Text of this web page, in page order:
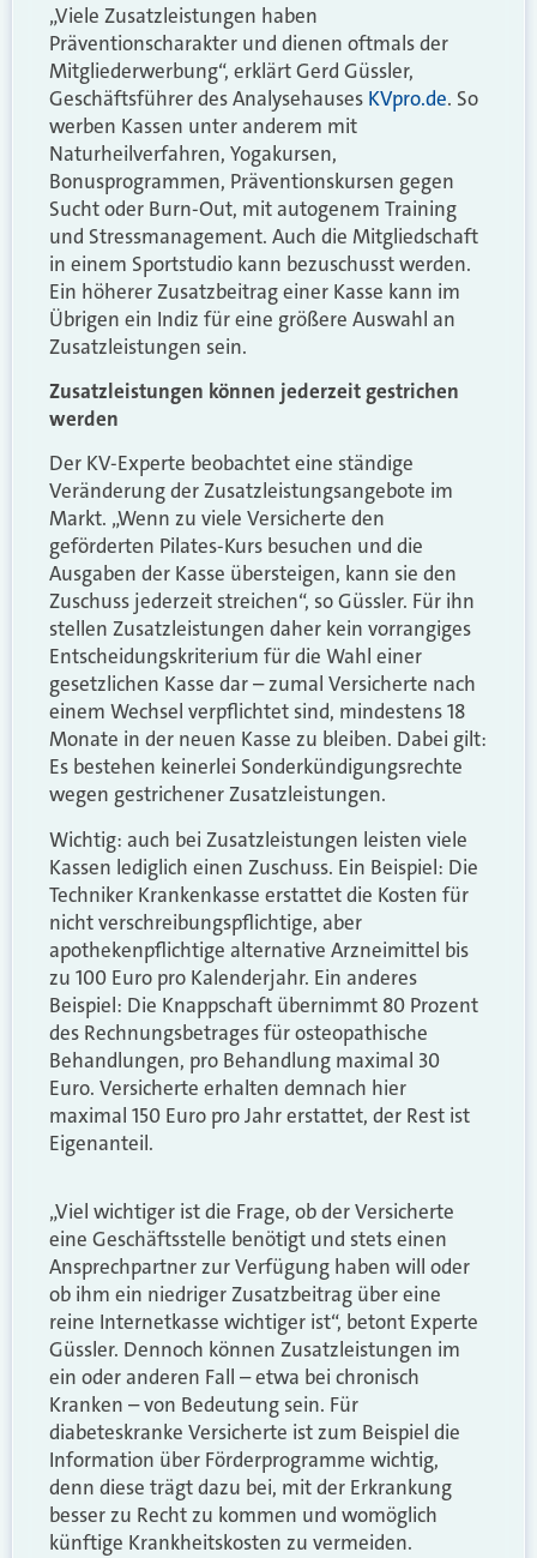
„Viele Zusatzleistungen haben
Präventionscharakter und dienen oftmals der
Mitgliederwerbung“, erklärt Gerd Güssler,
Geschäftsführer des Analysehauses KVpro.de. So
werben Kassen unter anderem mit
Naturheilverfahren, Yogakursen,
Bonusprogrammen, Präventionskursen gegen
Sucht oder Burn-Out, mit autogenem Training
und Stressmanagement. Auch die Mitgliedschaft
in einem Sportstudio kann bezuschusst werden.
Ein höherer Zusatzbeitrag einer Kasse kann im
Übrigen ein Indiz für eine größere Auswahl an
Zusatzleistungen sein.
Zusatzleistungen können jederzeit gestrichen
werden
Der KV-Experte beobachtet eine ständige
Veränderung der Zusatzleistungsangebote im
Markt. „Wenn zu viele Versicherte den
geförderten Pilates-Kurs besuchen und die
Ausgaben der Kasse übersteigen, kann sie den
Zuschuss jederzeit streichen“, so Güssler. Für ihn
stellen Zusatzleistungen daher kein vorrangiges
Entscheidungskriterium für die Wahl einer
gesetzlichen Kasse dar – zumal Versicherte nach
einem Wechsel verpflichtet sind, mindestens 18
Monate in der neuen Kasse zu bleiben. Dabei gilt:
Es bestehen keinerlei Sonderkündigungsrechte
wegen gestrichener Zusatzleistungen.
Wichtig: auch bei Zusatzleistungen leisten viele
Kassen lediglich einen Zuschuss. Ein Beispiel: Die
Techniker Krankenkasse erstattet die Kosten für
nicht verschreibungspflichtige, aber
apothekenpflichtige alternative Arzneimittel bis
zu 100 Euro pro Kalenderjahr. Ein anderes
Beispiel: Die Knappschaft übernimmt 80 Prozent
des Rechnungsbetrages für osteopathische
Behandlungen, pro Behandlung maximal 30
Euro. Versicherte erhalten demnach hier
maximal 150 Euro pro Jahr erstattet, der Rest ist
Eigenanteil.
„Viel wichtiger ist die Frage, ob der Versicherte
eine Geschäftsstelle benötigt und stets einen
Ansprechpartner zur Verfügung haben will oder
ob ihm ein niedriger Zusatzbeitrag über eine
reine Internetkasse wichtiger ist“, betont Experte
Güssler. Dennoch können Zusatzleistungen im
ein oder anderen Fall – etwa bei chronisch
Kranken – von Bedeutung sein. Für
diabeteskranke Versicherte ist zum Beispiel die
Information über Förderprogramme wichtig,
denn diese trägt dazu bei, mit der Erkrankung
besser zu Recht zu kommen und womöglich
künftige Krankheitskosten zu vermeiden.